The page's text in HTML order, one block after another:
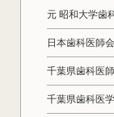
元 昭和大学歯
日本歯科医師
千葉県歯科医
千葉県歯科医